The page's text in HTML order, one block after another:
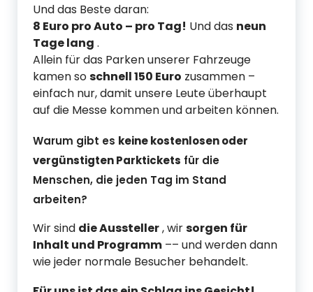
Und das Beste daran:
8 Euro pro Auto – pro Tag! Und das neun
Tage lang .
Allein für das Parken unserer Fahrzeuge
kamen soschnell 150 Euro zusammen –
einfach nur, damit unsere Leute überhaupt
auf die Messe kommen und arbeiten können.
Warum gibt es keine kostenlosen oder
vergünstigten Parktickets für die
Menschen, die jeden Tag im Stand
arbeiten?
Wir sind die Aussteller, wirsorgen für
Inhalt und Programm –– und werden dann
wie jeder normale Besucher behandelt.